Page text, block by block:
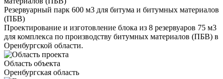
Резервуарный парк 600 м3 для битума и битумных материалов
(ПБВ)
Проектирование и изготовление блока из 8 резервуаров 75 м3
для комплекса по производству битумных материалов (ПБВ) в
Оренбургской области.
Область объекта
Оренбургская область